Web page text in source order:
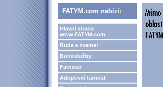
FATYM.com nabízí:
Hlavní strana
www.FATYM.com
Bude a zveme!
Bohoslužby
Farnosti
Adoptivní farnost